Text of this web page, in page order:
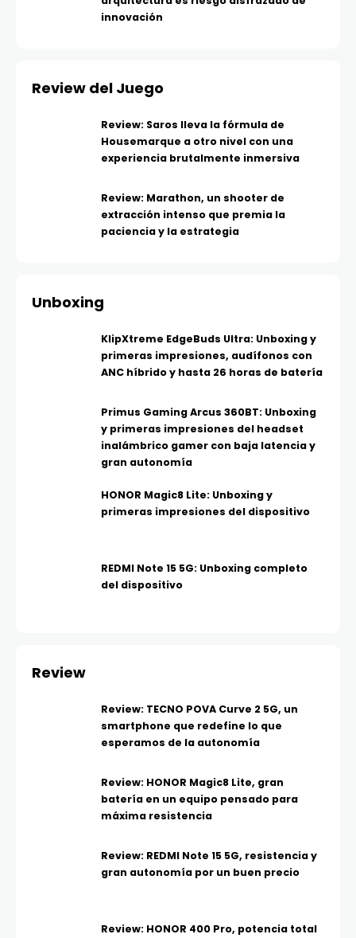
innovación
Review del Juego
Review: Saros lleva la fórmula de
Housemarque a otro nivel con una
experiencia brutalmente inmersiva
Review: Marathon, un shooter de
extracción intenso que premia la
paciencia y la estrategia
Unboxing
KlipXtreme EdgeBuds Ultra: Unboxing y
primeras impresiones, audífonos con
ANC híbrido y hasta 26 horas de batería
Primus Gaming Arcus 360BT: Unboxing
y primeras impresiones del headset
inalámbrico gamer con baja latencia y
gran autonomía
HONOR Magic8 Lite: Unboxing y
primeras impresiones del dispositivo
REDMI Note 15 5G: Unboxing completo
del dispositivo
Review
Review: TECNO POVA Curve 2 5G, un
smartphone que redefine lo que
esperamos de la autonomía
Review: HONOR Magic8 Lite, gran
batería en un equipo pensado para
máxima resistencia
Review: REDMI Note 15 5G, resistencia y
gran autonomía por un buen precio
Review: HONOR 400 Pro, potencia total